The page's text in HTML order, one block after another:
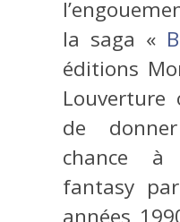
la saga «
éditions
de
chance
fantasy